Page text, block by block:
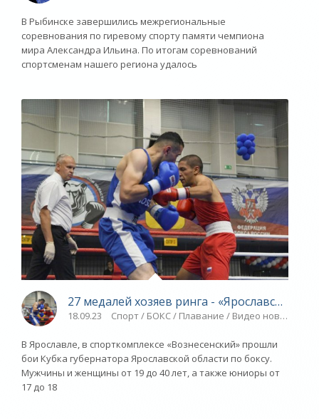
В Рыбинске завершились межрегиональные
соревнования по гиревому спорту памяти чемпиона
мира Александра Ильина. По итогам соревнований
спортсменам нашего региона удалось
27 медалей хозяев ринга - «Ярославский
18.09.23 Спорт / БОКС / Плавание / Видео новости /
В Ярославле, в спорткомплексе «Вознесенский» прошли
бои Кубка губернатора Ярославской области по боксу.
Мужчины и женщины от 19 до 40 лет, а также юниоры от
17 до 18